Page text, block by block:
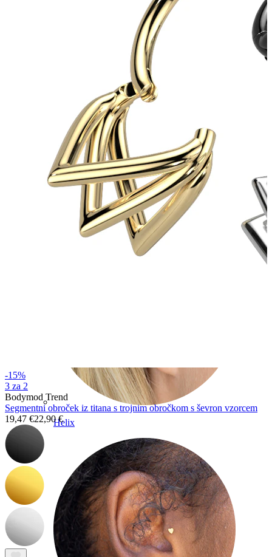
Mečica
Helix
-15%
3 za 2
Bodymod Trend
Segmentni obroček iz titana s trojnim obročkom s ševron vzorcem
19,47 €22,90 €